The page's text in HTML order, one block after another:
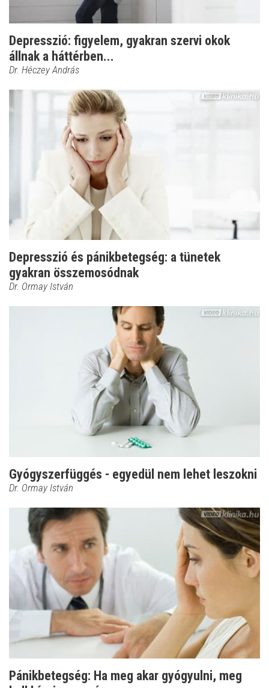
Depresszió: figyelem, gyakran szervi okok
állnak a háttérben...
Dr. Héczey András
Depresszió és pánikbetegség: a tünetek
gyakran összemosódnak
Dr. Ormay István
Gyógyszerfüggés - egyedül nem lehet leszokni
Dr. Ormay István
Pánikbetegség: Ha meg akar gyógyulni, meg